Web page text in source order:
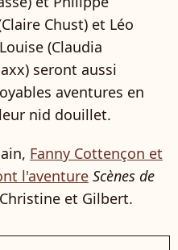
Chust) et Léo
(Claudia
seront aussi
aventures en
nid douillet.
Fanny Cottençon et
l'aventure Scènes de
et Gilbert.